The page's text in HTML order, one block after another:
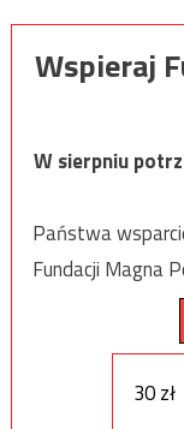
Wspieraj
W sierpniu
Państwa
Fundacji Magna
30 zł